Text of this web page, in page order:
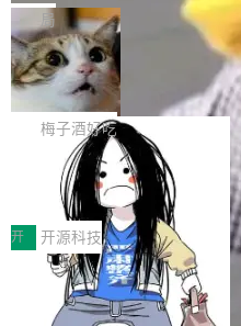
可控性和代码质量提出了更高要
安全与合规要求。对于大多数普
有云模型能够满足快速试用和效
但对于金融、能源、医疗等对数
各业的Agent走向规模化建设，
渐丰富，用户关注的重点也在发
让AI用起来，还要进一步看清混
Token花在哪里、算力是否被充
续增长的AI成本该如何优化。
正是围绕这些实际问题，从
理两个方面，让用户的每一份算
得住、用得稳、省得下、更安全
始，Token使用一目...
Bigtable 作者之一。
Gemini 的架构师。Google 首
ean 在 Google 工作了 27 年后
不是一个人走。一同离开的还
wat（Google 员工编号 23，
年的编程搭档，MapReduce
作者）、Quoc Le（Google 大
q2Seq 和 DocAI 的共同发明人
yals（Gemini 联合负责人，
局
🔥 SolonCode v2026.8.4 发
字体可调、22 种语言、记忆
打开终端就能上岗的全中文编码
把「看得清、用母语、记得住」
齐。 SolonCode 是什么
耳科技研发的企业级终端编码
中文驱动的数字员工，自主理解
骤、编写代码。不挑模型、不挑
装完即用。 开源地址：Gitee ·
b 安装 支持 Java 8+（8~26）
x / Windows / Harmony PC。
梅子酒好吃
让“代码语义理解”深度释放
价值潜能：华为云码道（
代码仓技术解析
一、代码仓深度理解技术的作
程实践中，代码仓是企业核心知
体。企业级代码仓库通常包含数
个文件，其规模远超单次模型调
文窗口。随着项目规模的持续扩
开 开源科技
一条“删库”命令跑 17 小时，
师删光 89TB 数据只为干私活
最高人民检察院8月4日公布了一